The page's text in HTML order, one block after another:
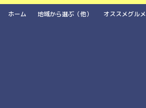
ホーム 地域から選ぶ（他） オススメグルメ